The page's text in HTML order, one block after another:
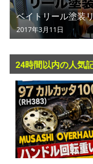
ベイトリール塗装
2017年3月11日
24時間以内の人気